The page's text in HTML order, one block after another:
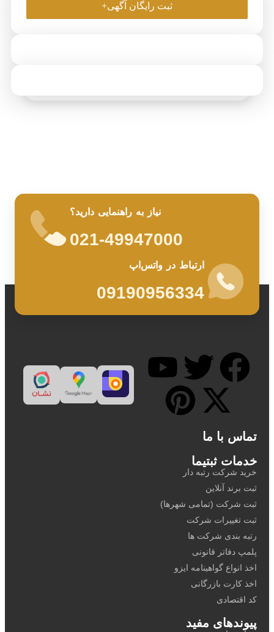
ثبت رایگان آگهی+
نیاز به راهنمایی دارید؟
021-49947000
ارتباط در واتس‌اپ
09190956334
ما
ثبتیما
رتبه دار
آنلاین
(تمامی شهرها)
شرکت
شرکت ها
قانونی
گواهینامه ایزو
بازرگانی
مفید